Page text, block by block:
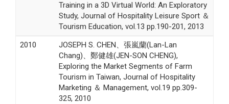
Training in a 3D Virtual World: An Exploratory
Study, Journal of Hospitality Leisure Sport ＆
Tourism Education, vol.13 pp.190-201, 2013
2010
JOSEPH S. CHEN、張嵐蘭(Lan-Lan
Chang)、鄭健雄(JEN-SON CHENG),
Exploring the Market Segments of Farm
Tourism in Taiwan, Journal of Hospitality
Marketing ＆ Management, vol.19 pp.309-
325, 2010